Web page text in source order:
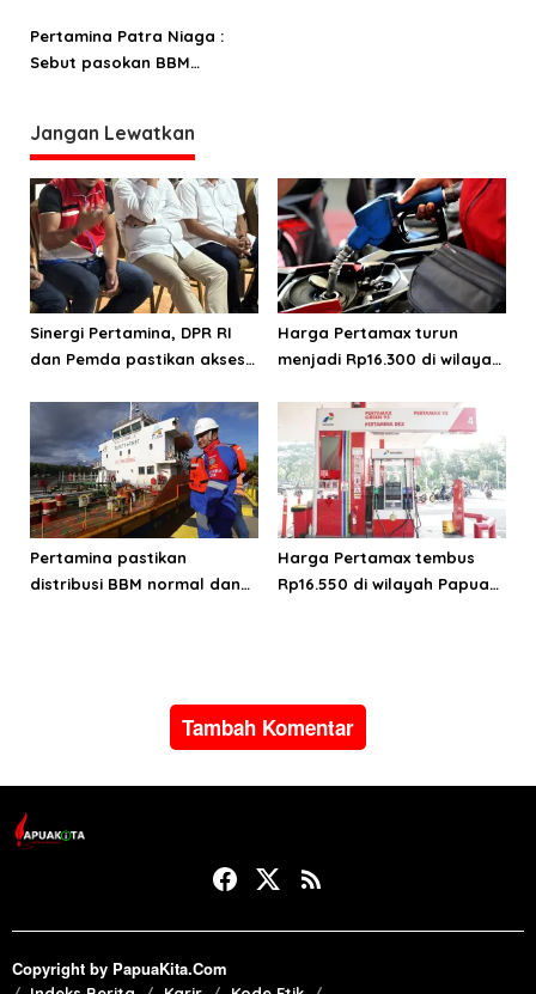
s
Pertalite tetap
Pertamina Patra Niaga :
Sebut pasokan BBM
di tengah dinamika
Jangan Lewatkan
Sinergi Pertamina, DPR RI
dan Pemda pastikan akses
Harga Pertamax turun
menjadi Rp16.300 di wilayah
Pertamina pastikan
distribusi BBM normal dan
Harga Pertamax tembus
Rp16.550 di wilayah Papua
Tambah Komentar
Copyright by PapuaKita.Com